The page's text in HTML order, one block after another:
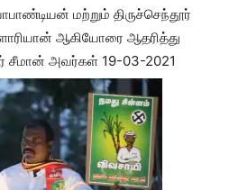
மற்றும் திருச்செந்தூர்
ஆகியோரை ஆதரித்து
சீமான் அவர்கள் 19-03-2021